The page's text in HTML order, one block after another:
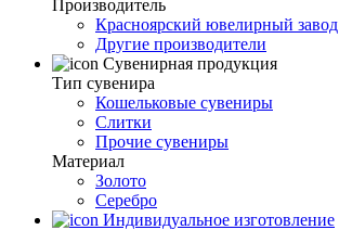
Производитель
Красноярский ювелирный завод
Другие производители
Сувенирная продукция
Тип сувенира
Кошельковые сувениры
Слитки
Прочие сувениры
Материал
Золото
Серебро
Индивидуальное изготовление